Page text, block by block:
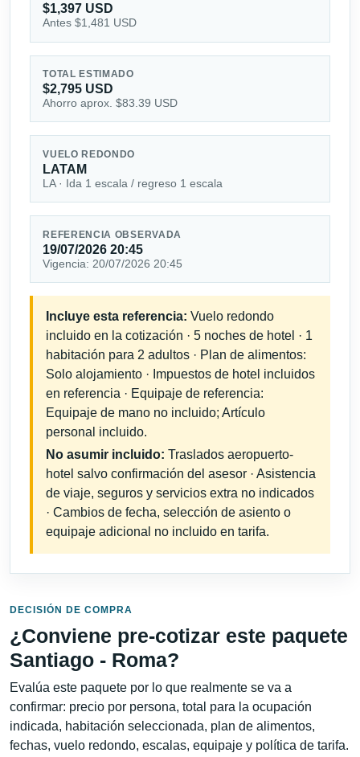
$1,397 USD
Antes $1,481 USD
TOTAL ESTIMADO
$2,795 USD
Ahorro aprox. $83.39 USD
VUELO REDONDO
LATAM
LA · Ida 1 escala / regreso 1 escala
REFERENCIA OBSERVADA
19/07/2026 20:45
Vigencia: 20/07/2026 20:45
Incluye esta referencia: Vuelo redondo
incluido en la cotización · 5 noches de hotel · 1
habitación para 2 adultos · Plan de alimentos:
Solo alojamiento · Impuestos de hotel incluidos
en referencia · Equipaje de referencia:
Equipaje de mano no incluido; Artículo
personal incluido.
No asumir incluido: Traslados aeropuerto-
hotel salvo confirmación del asesor · Asistencia
de viaje, seguros y servicios extra no indicados
· Cambios de fecha, selección de asiento o
equipaje adicional no incluido en tarifa.
DECISIÓN DE COMPRA
¿Conviene pre-cotizar este paquete
Santiago - Roma?
Evalúa este paquete por lo que realmente se va a
confirmar: precio por persona, total para la ocupación
indicada, habitación seleccionada, plan de alimentos,
fechas, vuelo redondo, escalas, equipaje y política de tarifa.